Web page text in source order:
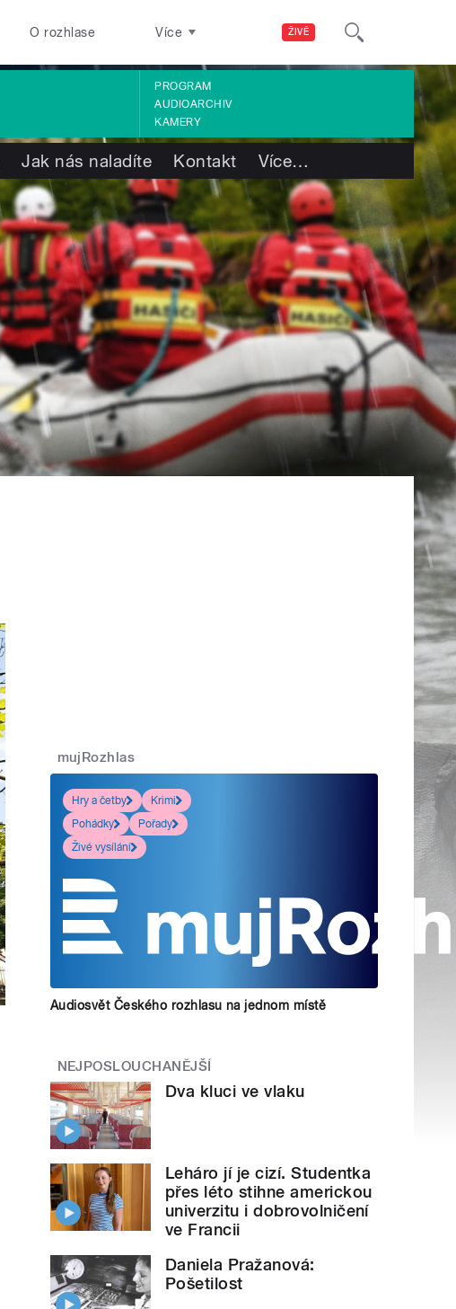
ŽIVĚ
O rozhlase Více
PROGRAM
AUDIOARCHIV
KAMERY
Jak nás naladíte Kontakt Více…
mujRozhlas
Hry a četby
Krimi
Pohádky
Pořady
Živé vysílání
Audiosvět Českého rozhlasu na jednom místě
NEJPOSLOUCHANĚJŠÍ
Dva kluci ve vlaku
Leháro jí je cizí. Studentka
přes léto stihne americkou
univerzitu i dobrovolničení
ve Francii
Daniela Pražanová:
Pošetilost